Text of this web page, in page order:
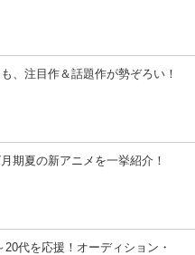
、注目作＆話題作が勢ぞろい！
期夏の新アニメを一挙紹介！
代を応援！オーディション・